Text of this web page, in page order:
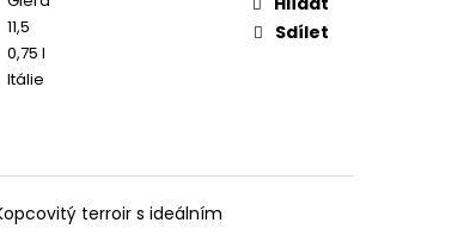
11,5
0,75 l
Itálie
Sdílet
terroir s ideálním